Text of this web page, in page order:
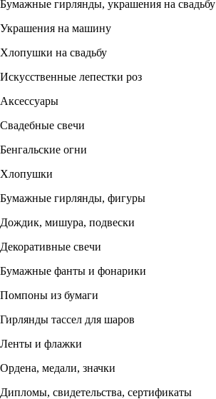
Бумажные гирлянды, украшения на свадьбу
Украшения на машину
Хлопушки на свадьбу
Искусственные лепестки роз
Аксессуары
Свадебные свечи
Бенгальские огни
Хлопушки
Бумажные гирлянды, фигуры
Дождик, мишура, подвески
Декоративные свечи
Бумажные фанты и фонарики
Помпоны из бумаги
Гирлянды тассел для шаров
Ленты и флажки
Ордена, медали, значки
Дипломы, свидетельства, сертификаты